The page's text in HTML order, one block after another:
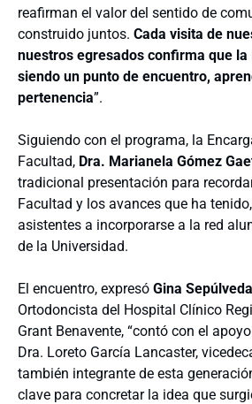
reafirman el valor del sentido de
construido juntos. Cada visita de
nuestros egresados confirma que la
siendo un punto de encuentro,
pertenencia”.
Siguiendo con el programa, la
Facultad, Dra. Marianela Gómez
tradicional presentación para
Facultad y los avances que ha
asistentes a incorporarse a la red
de la Universidad.
El encuentro, expresó Gina
Ortodoncista del Hospital Clínico
Grant Benavente, “contó con el
Dra. Loreto García Lancaster,
también integrante de esta
clave para concretar la idea que